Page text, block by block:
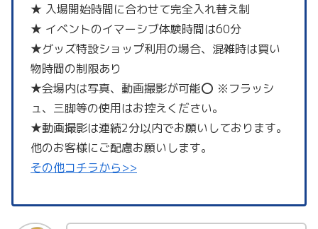
★ 入場開始時間に合わせて完全入れ替え制
★ イベントのイマーシブ体験時間は60分
★グッズ特設ショップ利用の場合、混雑時は買い
物時間の制限あり
★会場内は写真、動画撮影が可能⭕️ ※フラッシ
ュ、三脚等の使用はお控えください。
★動画撮影は連続2分以内でお願いしております。
他のお客様にご配慮お願いします。
その他コチラから>>